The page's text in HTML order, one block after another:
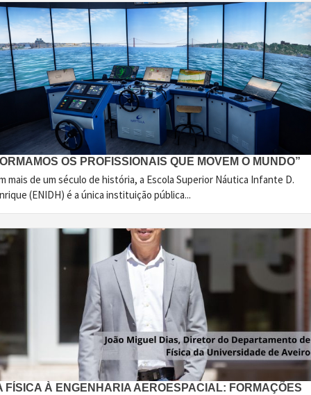
OS PROFISSIONAIS QUE MOVEM O MUNDO”
mais de um século de história, a Escola Superior Náutica Infante D.
(ENIDH) é a única instituição pública...
FÍSICA À ENGENHARIA AEROESPACIAL: FORMAÇÕES